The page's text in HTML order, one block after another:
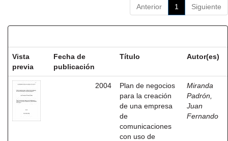
Anterior 1 Siguiente
Vista
previa
Fecha de
publicación
Título Autor(es)
2004
Plan de negocios
para la creación
de una empresa
de
comunicaciones
con uso de
Miranda
Padrón,
Juan
Fernando